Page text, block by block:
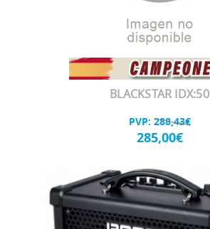
BLACKSTAR IDX:50
PVP: 288,43€
285,00€